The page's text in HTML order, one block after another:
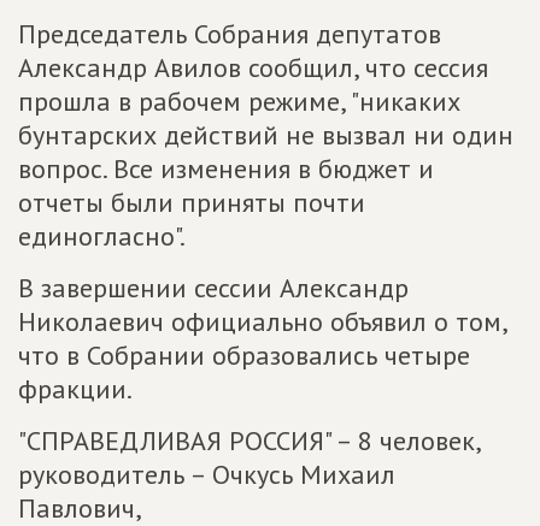
Председатель Собрания депутатов
Александр Авилов сообщил, что сессия
прошла в рабочем режиме, "никаких
бунтарских действий не вызвал ни один
вопрос. Все изменения в бюджет и
отчеты были приняты почти
единогласно".
В завершении сессии Александр
Николаевич официально объявил о том,
что в Собрании образовались четыре
фракции.
"СПРАВЕДЛИВАЯ РОССИЯ" – 8 человек,
руководитель – Очкусь Михаил
Павлович,